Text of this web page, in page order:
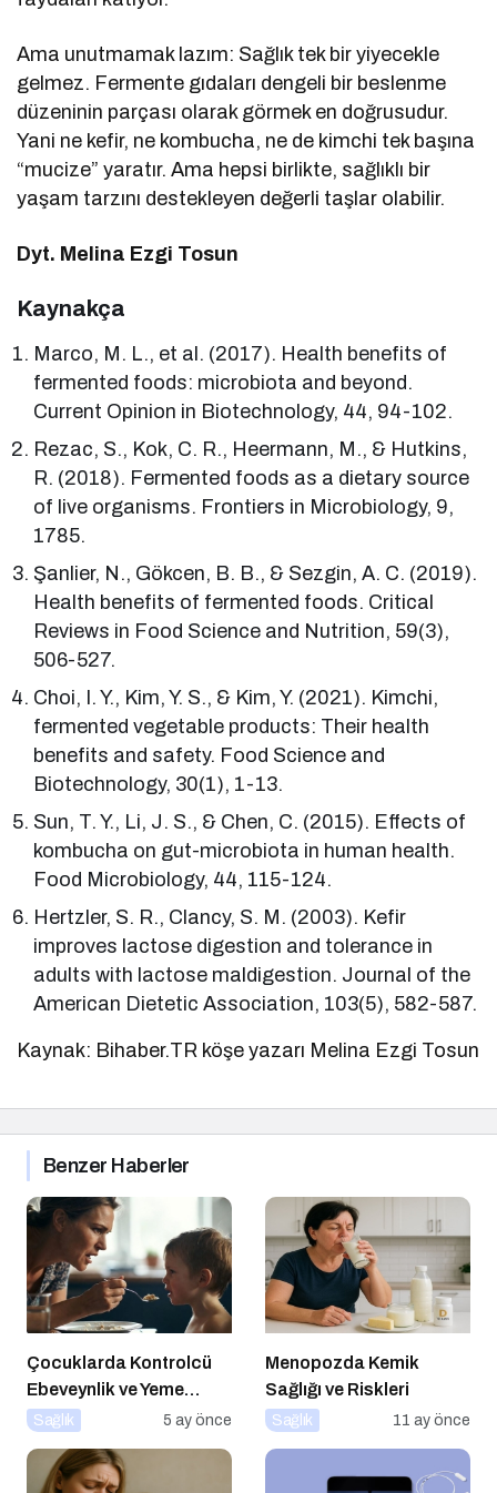
Ama unutmamak lazım: Sağlık tek bir yiyecekle
gelmez. Fermente gıdaları dengeli bir beslenme
düzeninin parçası olarak görmek en doğrusudur.
Yani ne kefir, ne kombucha, ne de kimchi tek başına
“mucize” yaratır. Ama hepsi birlikte, sağlıklı bir
yaşam tarzını destekleyen değerli taşlar olabilir.
Dyt. Melina Ezgi Tosun
Kaynakça
Marco, M. L., et al. (2017). Health benefits of
fermented foods: microbiota and beyond.
Current Opinion in Biotechnology, 44, 94-102.
Rezac, S., Kok, C. R., Heermann, M., & Hutkins,
R. (2018). Fermented foods as a dietary source
of live organisms. Frontiers in Microbiology, 9,
1785.
Şanlier, N., Gökcen, B. B., & Sezgin, A. C. (2019).
Health benefits of fermented foods. Critical
Reviews in Food Science and Nutrition, 59(3),
506-527.
Choi, I. Y., Kim, Y. S., & Kim, Y. (2021). Kimchi,
fermented vegetable products: Their health
benefits and safety. Food Science and
Biotechnology, 30(1), 1-13.
Sun, T. Y., Li, J. S., & Chen, C. (2015). Effects of
kombucha on gut-microbiota in human health.
Food Microbiology, 44, 115-124.
Hertzler, S. R., Clancy, S. M. (2003). Kefir
improves lactose digestion and tolerance in
adults with lactose maldigestion. Journal of the
American Dietetic Association, 103(5), 582-587.
Kaynak: Bihaber.TR köşe yazarı Melina Ezgi Tosun
Benzer Haberler
Çocuklarda Kontrolcü
Ebeveynlik ve Yeme
Direnci
Sağlık 5 ay önce
Menopozda Kemik
Sağlığı ve Riskleri
Sağlık 11 ay önce